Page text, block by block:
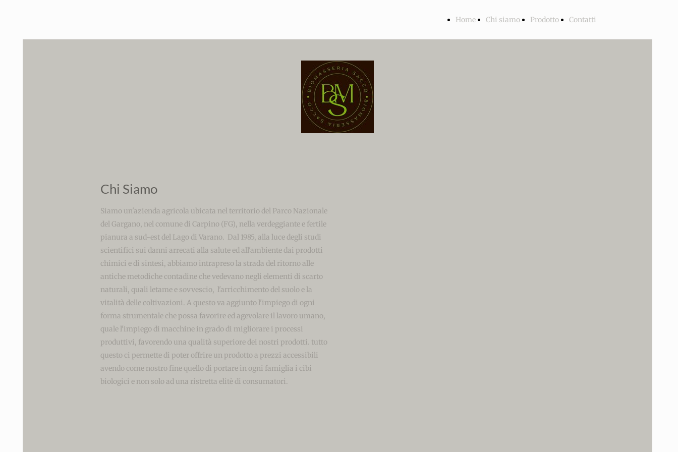
Home Chi siamo Prodotto Contatti
Chi Siamo
Siamo un'azienda agricola ubicata nel territorio del Parco Nazionale
del Gargano, nel comune di Carpino (FG), nella verdeggiante e fertile
pianura a sud-est del Lago di Varano. Dal 1985, alla luce degli studi
scientifici sui danni arrecati alla salute ed all'ambiente dai prodotti
chimici e di sintesi, abbiamo intrapreso la strada del ritorno alle
antiche metodiche contadine che vedevano negli elementi di scarto
naturali, quali letame e sovvescio, l'arricchimento del suolo e la
vitalità delle coltivazioni. A questo va aggiunto l'impiego di ogni
forma strumentale che possa favorire ed agevolare il lavoro umano,
quale l'impiego di macchine in grado di migliorare i processi
produttivi, favorendo una qualità superiore dei nostri prodotti. tutto
questo ci permette di poter offrire un prodotto a prezzi accessibili
avendo come nostro fine quello di portare in ogni famiglia i cibi
biologici e non solo ad una ristretta elitè di consumatori.